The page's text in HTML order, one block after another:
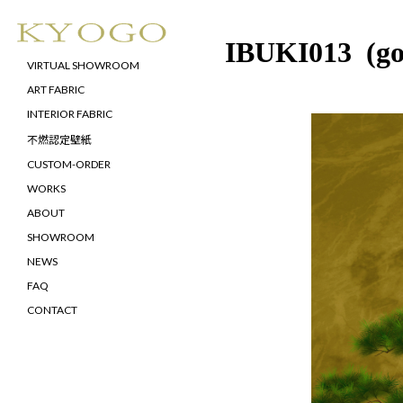
VIRTUAL SHOWROOM
ART FABRIC
INTERIOR FABRIC
不燃認定壁紙
CUSTOM-ORDER
WORKS
ABOUT
SHOWROOM
NEWS
FAQ
CONTACT
IBUKI013